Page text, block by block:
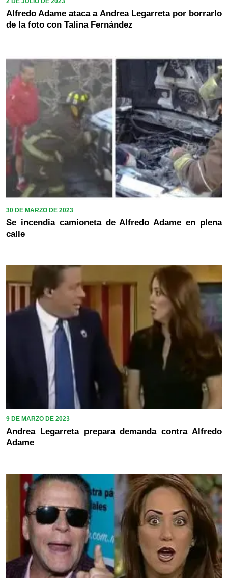
Alfredo Adame ataca a Andrea Legarreta por borrarlo
de la foto con Talina Fernández
30 DE MARZO DE 2023
Se incendia camioneta de Alfredo Adame en plena
calle
9 DE MARZO DE 2023
Andrea Legarreta prepara demanda contra Alfredo
Adame